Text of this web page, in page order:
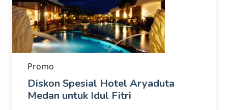
Promo
Diskon Spesial Hotel Aryaduta
Medan untuk Idul Fitri